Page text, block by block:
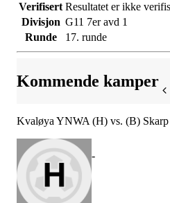
Verifisert Resultatet er ikke
Divisjon G11 7er avd 1
Runde
17. runde
Kommende kamper
Kvaløya YNWA (H) vs. (B)
-